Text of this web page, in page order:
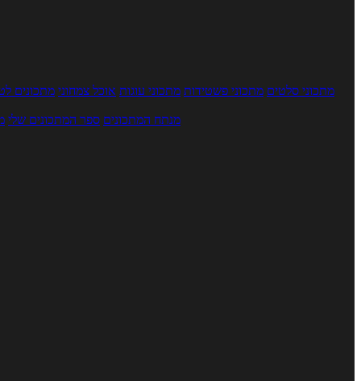
מתכוני סלטים מתכוני פשטידות מתכוני עוגות אוכל צמחוני מתכונים
מנתח המתכונים ספר המתכונים שלי